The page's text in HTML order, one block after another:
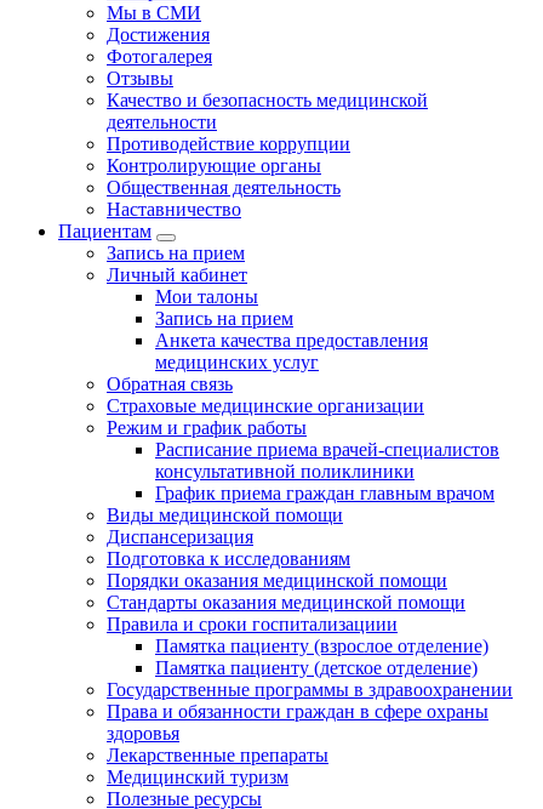
Мы в СМИ
Достижения
Фотогалерея
Отзывы
Качество и безопасность медицинской
деятельности
Противодействие коррупции
Контролирующие органы
Общественная деятельность
Наставничество
Пациентам
Запись на прием
Личный кабинет
Мои талоны
Запись на прием
Анкета качества предоставления
медицинских услуг
Обратная связь
Страховые медицинские организации
Режим и график работы
Расписание приема врачей-специалистов
консультативной поликлиники
График приема граждан главным врачом
Виды медицинской помощи
Диспансеризация
Подготовка к исследованиям
Порядки оказания медицинской помощи
Стандарты оказания медицинской помощи
Правила и сроки госпитализациии
Памятка пациенту (взрослое отделение)
Памятка пациенту (детское отделение)
Государственные программы в здравоохранении
Права и обязанности граждан в сфере охраны
здоровья
Лекарственные препараты
Медицинский туризм
Полезные ресурсы